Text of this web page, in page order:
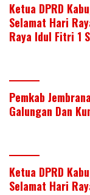
Ketua DPRD
Selamat Hari
Raya Idul Fitri 1
Pemkab
Galungan Dan
Ketua DPRD
Selamat Hari